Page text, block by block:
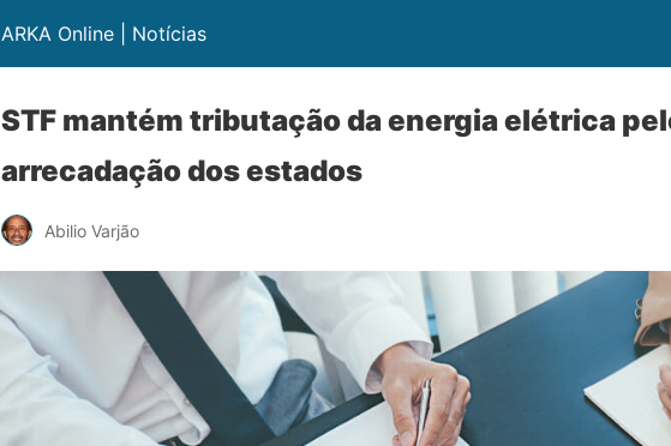
ARKA Online | Notícias
STF mantém tributação da energia elétrica
arrecadação dos estados
Abilio Varjão